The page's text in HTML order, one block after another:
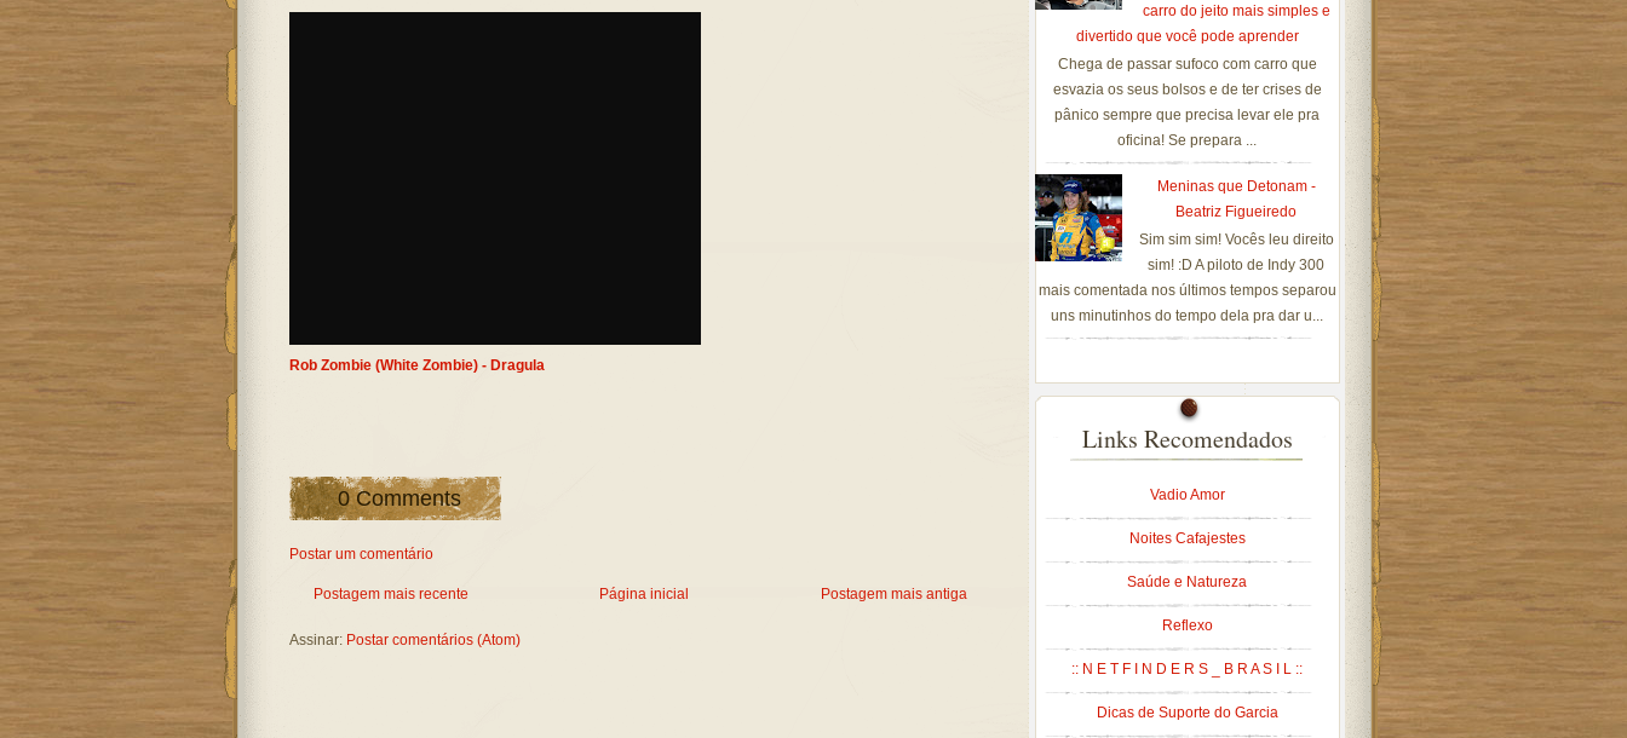
Rob Zombie (White Zombie) - Dragula
0 Comments
Postar um comentário
Postagem mais recente Postagem mais antiga
Página inicial
Assinar: Postar comentários (Atom)
carro do jeito mais simples e
divertido que você pode aprender
Chega de passar sufoco com carro que
esvazia os seus bolsos e de ter crises de
pânico sempre que precisa levar ele pra
oficina! Se prepara ...
Meninas que Detonam -
Beatriz Figueiredo
Sim sim sim! Vocês leu direito
sim! :D A piloto de Indy 300
mais comentada nos últimos tempos separou
uns minutinhos do tempo dela pra dar u...
Links Recomendados
Vadio Amor
Noites Cafajestes
Saúde e Natureza
Reflexo
:: N E T F I N D E R S _ B R A S I L ::
Dicas de Suporte do Garcia